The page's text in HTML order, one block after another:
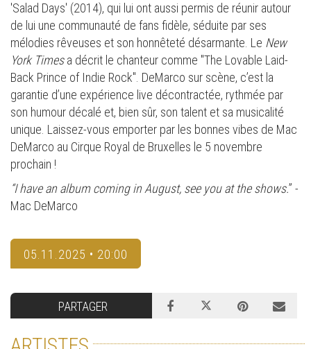
'Salad Days' (2014), qui lui ont aussi permis de réunir autour
de lui une communauté de fans fidèle, séduite par ses
mélodies rêveuses et son honnêteté désarmante. Le New
York Timesa décrit le chanteur comme "The Lovable Laid-
Back Prince of Indie Rock". DeMarco sur scène, c’est la
garantie d’une expérience live décontractée, rythmée par
son humour décalé et, bien sûr, son talent et sa musicalité
unique. Laissez-vous emporter par les bonnes vibes de Mac
DeMarco au Cirque Royal de Bruxelles le 5 novembre
prochain !
“I have an album coming in August, see you at the shows.” -
Mac DeMarco
05.11.2025 • 20:00
PARTAGER